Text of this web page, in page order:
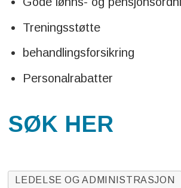
Treningsstøtte
behandlingsforsikring
Personalrabatter
SØK HER
LEDELSE OG ADMINISTRASJON